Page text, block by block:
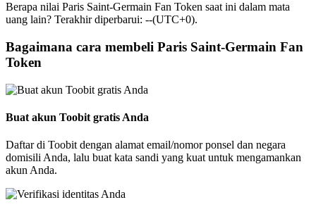
Berapa nilai Paris Saint-Germain Fan Token saat ini dalam mata
uang lain? Terakhir diperbarui: --(UTC+0).
Bagaimana cara membeli Paris Saint-Germain Fan
Token
Buat akun Toobit gratis Anda
Daftar di Toobit dengan alamat email/nomor ponsel dan negara
domisili Anda, lalu buat kata sandi yang kuat untuk mengamankan
akun Anda.